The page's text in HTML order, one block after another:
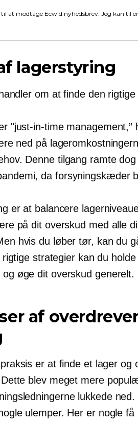
at modtage Ecwid nyhedsbrev. Jeg kan til
lagerstyring
om at finde den rigtige
"just-in-timemanagement,”
ned på
Denne tilgang ramte
da forsyningskæder
er at balancere
på dit overskud med alle
hvis du løber tør, kan du
strategier kan du
øge dit overskud generelt.
af
er at finde et lager og
blev meget mere
lukkede
ulemper. Her er nogle få